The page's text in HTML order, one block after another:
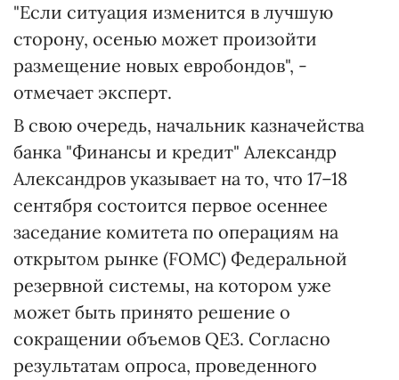
"Если ситуация изменится в лучшую
сторону, осенью может произойти
размещение новых евробондов", -
отмечает эксперт.
В свою очередь, начальник казначейства
банка "Финансы и кредит" Александр
Александров указывает на то, что 17–18
сентября состоится первое осеннее
заседание комитета по операциям на
открытом рынке (FOMC) Федеральной
резервной системы, на котором уже
может быть принято решение о
сокращении объемов QE3. Согласно
результатам опроса, проведенного